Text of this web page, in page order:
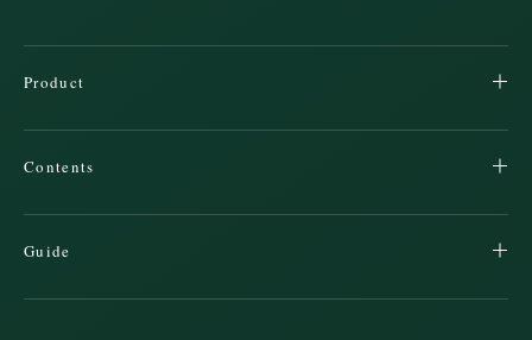
Product
Contents
Guide